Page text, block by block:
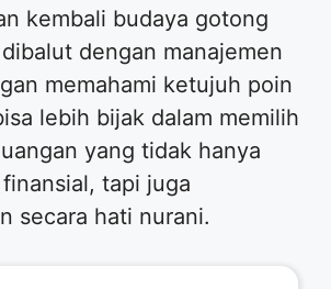
kembali budaya gotong
dengan manajemen
memahami ketujuh poin
lebih bijak dalam memilih
yang tidak hanya
tapi juga
secara hati nurani.